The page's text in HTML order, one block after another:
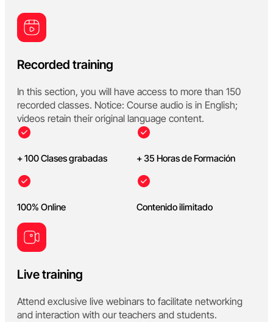
Recorded training
In this section, you will have access to more than 150
recorded classes. Notice: Course audio is in English;
videos retain their original language content.
+ 100 Clases grabadas + 35 Horas de Formación
100% Online Contenido ilimitado
Live training
Attend exclusive live webinars to facilitate networking
and interaction with our teachers and students.